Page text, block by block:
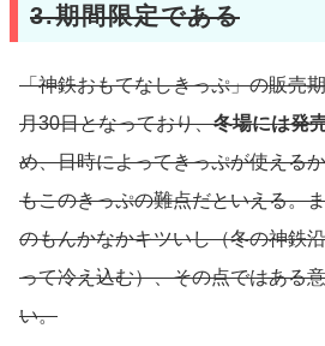
3.期間限定である
「神鉄おもてなしきっぷ」の販売
月30日となっており、冬場には発
め、日時によってきっぷが使える
もこのきっぷの難点だといえる。
のもんかなかキツいし（冬の神鉄
って冷え込む）、その点ではある
い。